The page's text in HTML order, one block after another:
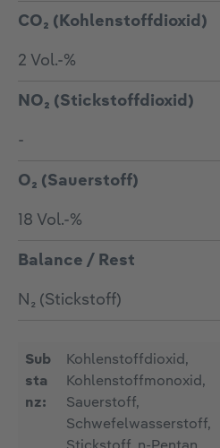
CO₂ (Kohlenstoffdioxid)
2 Vol.-%
NO₂ (Stickstoffdioxid)
-
O₂ (Sauerstoff)
18 Vol.-%
Balance / Rest
N₂ (Stickstoff)
Sub
sta
nz:
Kohlenstoffdioxid,
Kohlenstoffmonoxid,
Sauerstoff,
Schwefelwasserstoff,